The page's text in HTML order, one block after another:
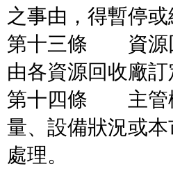
之事由，得暫停
第十三條 資源
由各資源回收廠
第十四條 主管
量、設備狀況或
處理。